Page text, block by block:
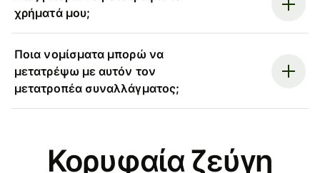
χρήματά μου;
Ποια νομίσματα μπορώ να
μετατρέψω με αυτόν τον
μετατροπέα συναλλάγματος;
Κορυφαία ζεύγη